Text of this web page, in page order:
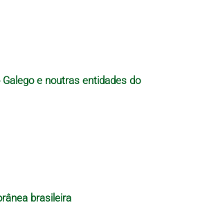
e noutras entidades do
brasileira